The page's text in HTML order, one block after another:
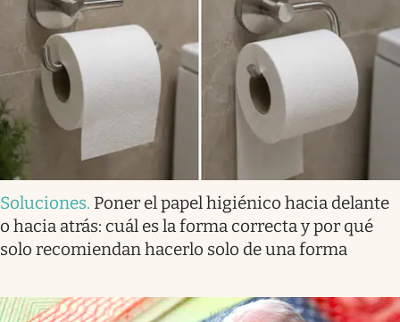
Soluciones. Poner el papel higiénico hacia delante
o hacia atrás: cuál es la forma correcta y por qué
solo recomiendan hacerlo solo de una forma